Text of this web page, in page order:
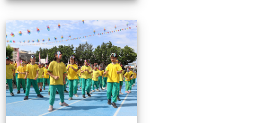
0503運動會花絮-2